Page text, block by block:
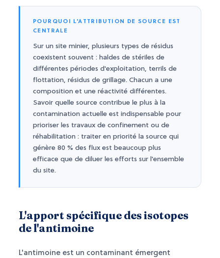
POURQUOI L'ATTRIBUTION DE SOURCE EST
CENTRALE
Sur un site minier, plusieurs types de résidus
coexistent souvent : haldes de stériles de
différentes périodes d'exploitation, terrils de
flottation, résidus de grillage. Chacun a une
composition et une réactivité différentes.
Savoir quelle source contribue le plus à la
contamination actuelle est indispensable pour
prioriser les travaux de confinement ou de
réhabilitation : traiter en priorité la source qui
génère 80 % des flux est beaucoup plus
efficace que de diluer les efforts sur l'ensemble
du site.
L'apport spécifique des isotopes
de l'antimoine
L'antimoine est un contaminant émergent